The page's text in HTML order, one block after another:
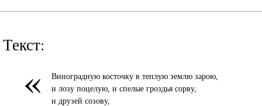
Текст:
«
Виноградную косточку в теплую землю зарою,
и лозу поцелую, и спелые гроздья сорву,
и друзей созову,